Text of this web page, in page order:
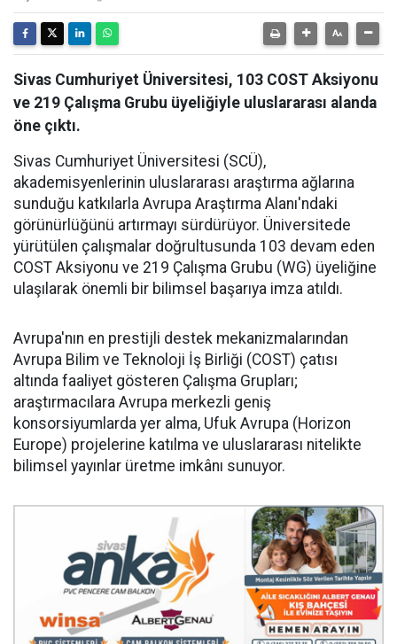
Sivas Cumhuriyet Üniversitesi, 103 COST Aksiyonu
ve 219 Çalışma Grubu üyeliğiyle uluslararası alanda
öne çıktı.
Sivas Cumhuriyet Üniversitesi (SCÜ),
akademisyenlerinin uluslararası araştırma ağlarına
sunduğu katkılarla Avrupa Araştırma Alanı'ndaki
görünürlüğünü artırmayı sürdürüyor. Üniversitede
yürütülen çalışmalar doğrultusunda 103 devam eden
COST Aksiyonu ve 219 Çalışma Grubu (WG) üyeliğine
ulaşılarak önemli bir bilimsel başarıya imza atıldı.
Avrupa'nın en prestijli destek mekanizmalarından
Avrupa Bilim ve Teknoloji İş Birliği (COST) çatısı
altında faaliyet gösteren Çalışma Grupları;
araştırmacılara Avrupa merkezli geniş
konsorsiyumlarda yer alma, Ufuk Avrupa (Horizon
Europe) projelerine katılma ve uluslararası nitelikte
bilimsel yayınlar üretme imkânı sunuyor.